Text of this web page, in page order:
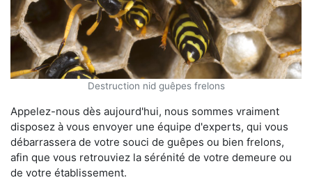
Destruction nid guêpes frelons
Appelez-nous dès aujourd'hui, nous sommes vraiment
disposez à vous envoyer une équipe d'experts, qui vous
débarrassera de votre souci de guêpes ou bien frelons,
afin que vous retrouviez la sérénité de votre demeure ou
de votre établissement.